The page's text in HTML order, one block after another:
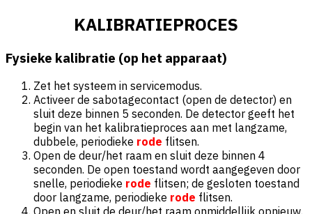
KALIBRATIEPROCES
Fysieke kalibratie (op het apparaat)
Zet het systeem in servicemodus.
Activeer de sabotagecontact (open de detector) en
sluit deze binnen 5 seconden. De detector geeft het
begin van het kalibratieproces aan met langzame,
dubbele, periodieke rode flitsen.
Open de deur/het raam en sluit deze binnen 4
seconden. De open toestand wordt aangegeven door
snelle, periodieke rode flitsen; de gesloten toestand
door langzame, periodieke rode flitsen.